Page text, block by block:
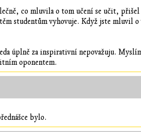
co mluvila o tom učení se učit,
studentům vyhovuje. Když jste mluvil
úplně za inspirativní nepovažuju.
oponentem.
bylo.